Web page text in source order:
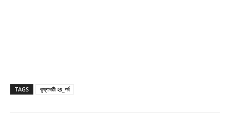
TAGS কৃষ্ণাবতী ২য়_পর্ব